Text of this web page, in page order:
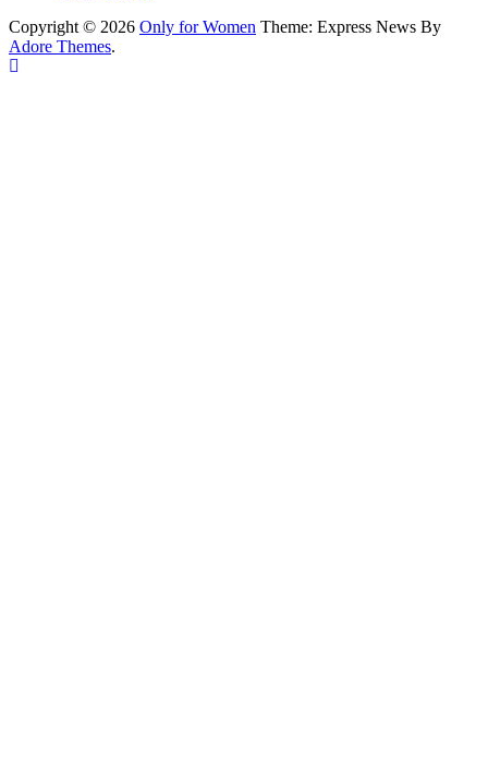
Copyright © 2026 Only for Women Theme: Express News By
Adore Themes.